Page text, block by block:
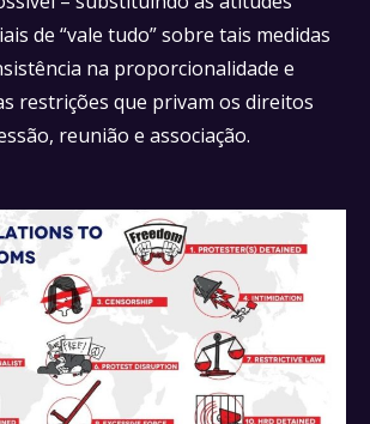
de “vale tudo” sobre tais medidas
na proporcionalidade e
restrições que privam os direitos
reunião e associação.